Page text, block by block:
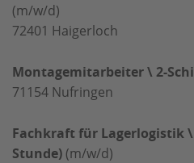
(m/w/d)
72401 Haigerloch
Montagemitarbeiter \ 2-
71154 Nufringen
Fachkraft für Lagerlogistik \
Stunde) (m/w/d)